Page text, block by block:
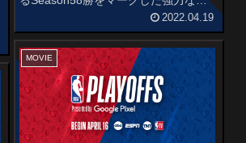
撃陣が昨年からパワーアップして継承
されています。そろそろ絶対的エース
となったDevin Book...
2022.04.19
MOVIE